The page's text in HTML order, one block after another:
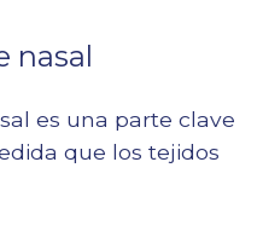
nasal
es una parte clave
que los tejidos